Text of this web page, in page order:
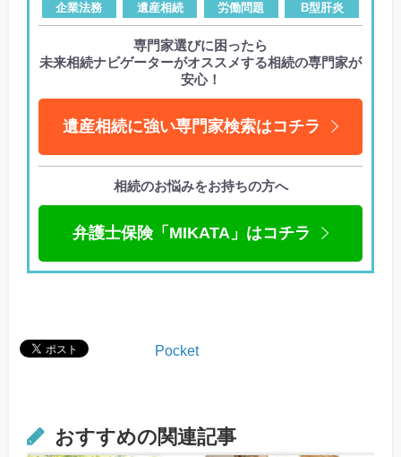
企業法務 遺産相続 労働問題 B型肝炎
専門家選びに困ったら
未来相続ナビゲーターがオススメする相続の専門家が
安心！
遺産相続に強い専門家検索はコチラ
相続のお悩みをお持ちの方へ
弁護士保険「MIKATA」はコチラ
Pocket
おすすめの関連記事